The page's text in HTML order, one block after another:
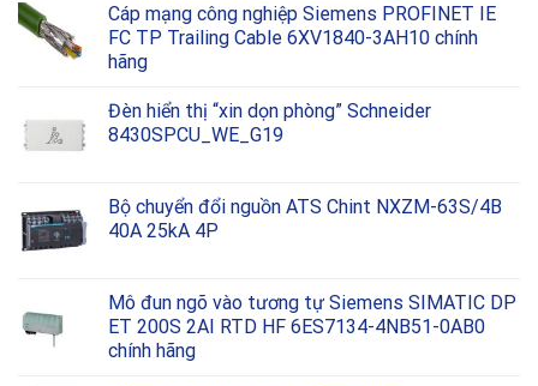
Cáp mạng công nghiệp Siemens PROFINET IE
FC TP Trailing Cable 6XV1840-3AH10 chính
hãng
Đèn hiển thị “xin dọn phòng” Schneider
8430SPCU_WE_G19
Bộ chuyển đổi nguồn ATS Chint NXZM-63S/4B
40A 25kA 4P
Mô đun ngõ vào tương tự Siemens SIMATIC DP
ET 200S 2AI RTD HF 6ES7134-4NB51-0AB0
chính hãng